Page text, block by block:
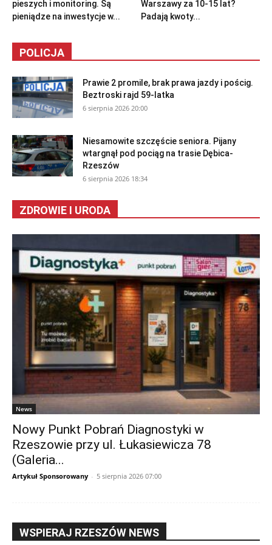
pieszych i monitoring. Są
pieniądze na inwestycje w...
Warszawy za 10-15 lat?
Padają kwoty...
POLICJA
Prawie 2 promile, brak prawa jazdy i pościg.
Beztroski rajd 59-latka
6 sierpnia 2026 20:00
Niesamowite szczęście seniora. Pijany
wtargnął pod pociąg na trasie Dębica-
Rzeszów
6 sierpnia 2026 18:34
ZDROWIE I URODA
News
Nowy Punkt Pobrań Diagnostyki w
Rzeszowie przy ul. Łukasiewicza 78
(Galeria...
Artykuł Sponsorowany - 5 sierpnia 2026 07:00
WSPIERAJ RZESZÓW NEWS